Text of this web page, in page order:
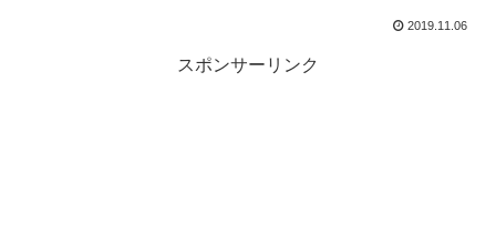
2019.11.06
スポンサーリンク